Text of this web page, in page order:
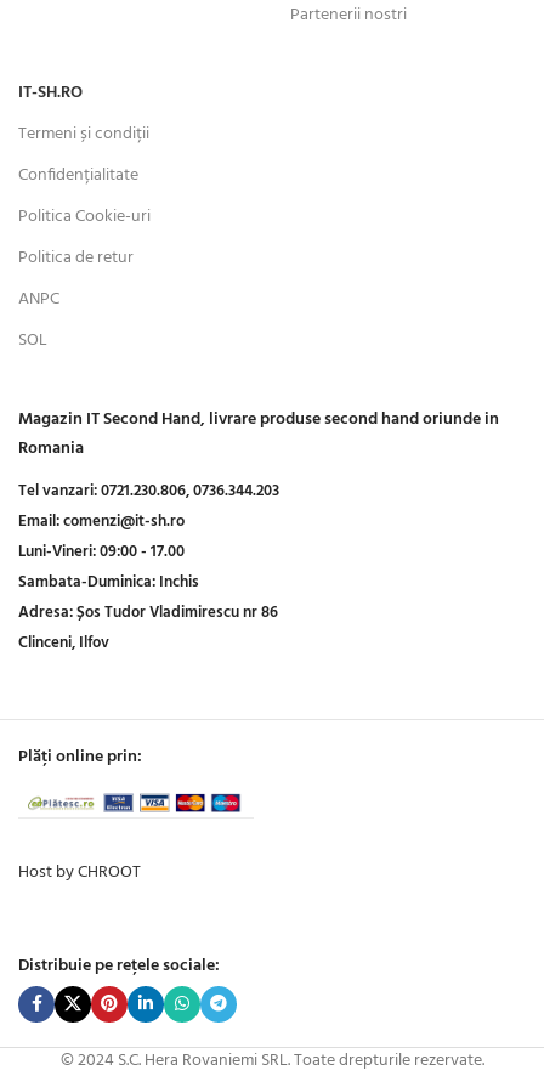
Partenerii nostri
IT-SH.RO
Termeni și condiții
Confidențialitate
Politica Cookie-uri
Politica de retur
ANPC
SOL
Magazin IT Second Hand, livrare produse second hand oriunde in
Romania
Tel vanzari:0721.230.806,0736.344.203
Email:comenzi@it-sh.ro
Luni-Vineri:09:00 - 17.00
Sambata-Duminica:Inchis
Adresa:Șos Tudor Vladimirescu nr 86
Clinceni, Ilfov
Plăți online prin:
Host by CHROOT
Distribuie pe rețele sociale:
© 2024 S.C. Hera Rovaniemi SRL. Toate drepturile rezervate.